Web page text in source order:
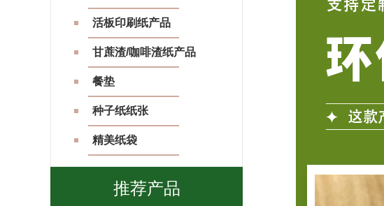
活板印刷纸产品
甘蔗渣/咖啡渣纸产品
餐垫
种子纸纸张
精美纸袋
推荐产品